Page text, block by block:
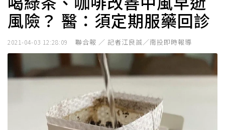
風險？ 醫：須定期服藥回診
2021-04-03 12:28:09 聯合報 ／ 記者江良誠／南投即時報導